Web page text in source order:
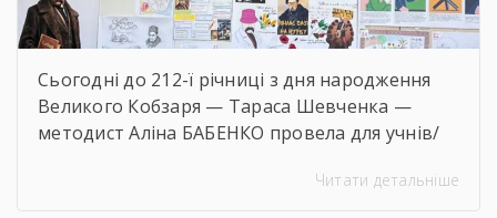
Сьогодні до 212-ї річниці з дня народження
Великого Кобзаря — Тараса Шевченка —
методист Аліна БАБЕНКО провела для учнів/
закладу інтерактивний захід «КобзарЧитати детальніше